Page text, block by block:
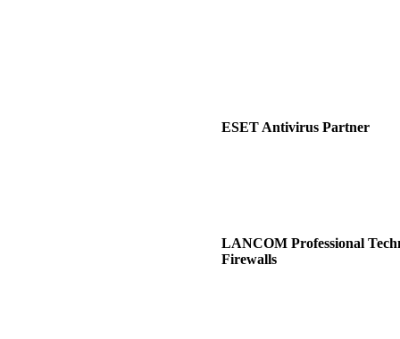
Firewalls
Elovade Deutschland
(EBERTLANG) Partner